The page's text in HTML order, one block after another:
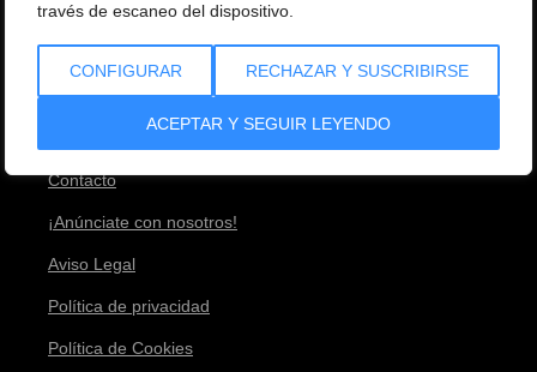
través de escaneo del dispositivo.
CONFIGURAR RECHAZAR Y SUSCRIBIRSE
ACEPTAR Y SEGUIR LEYENDO
Equipo
Contacto
¡Anúnciate con nosotros!
Aviso Legal
Política de privacidad
Política de Cookies